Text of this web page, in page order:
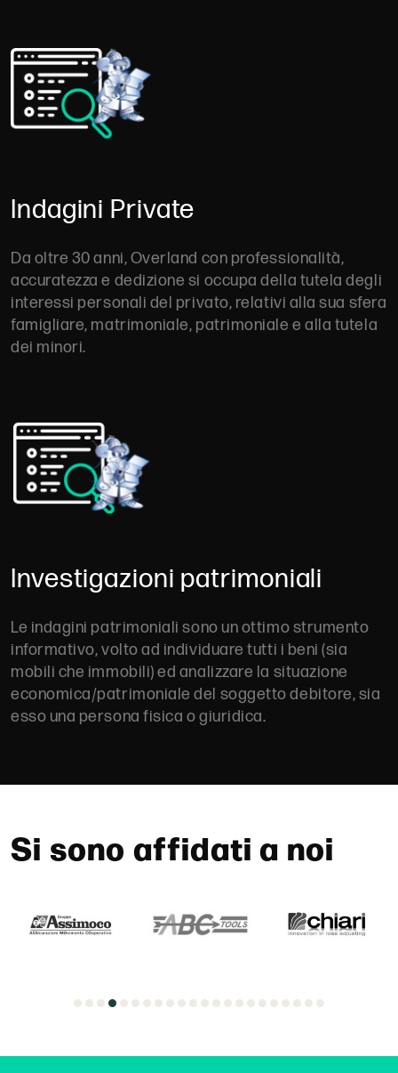
Indagini Private
Da oltre 30 anni, Overland con professionalità,
accuratezza e dedizione si occupa della tutela degli
interessi personali del privato, relativi alla sua sfera
famigliare, matrimoniale, patrimoniale e alla tutela
dei minori.
Investigazioni patrimoniali
Le indagini patrimoniali sono un ottimo strumento
informativo, volto ad individuare tutti i beni (sia
mobili che immobili) ed analizzare la situazione
economica/patrimoniale del soggetto debitore, sia
esso una persona fisica o giuridica.
Si sono affidati a noi